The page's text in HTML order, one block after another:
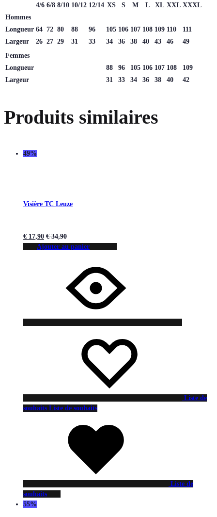
4/6 6/8 8/10 10/12 12/14 XS S M L XL XXL XXXL
Hommes
Longueur 64 72 80 88 96 105 106 107 108 109 110
111
Largeur
26 27 29 31 33 34 36 38 40 43 46
49
Femmes
Longueur
88 96 105 106 107 108
109
Largeur
31 33 34 36 38 40 42
Produits similaires
49%
Visière TC Leuze
€ 17,90 €34,90
Ajouter au panier
Liste de
souhaits Liste de souhaits
Liste de
souhaits
55%